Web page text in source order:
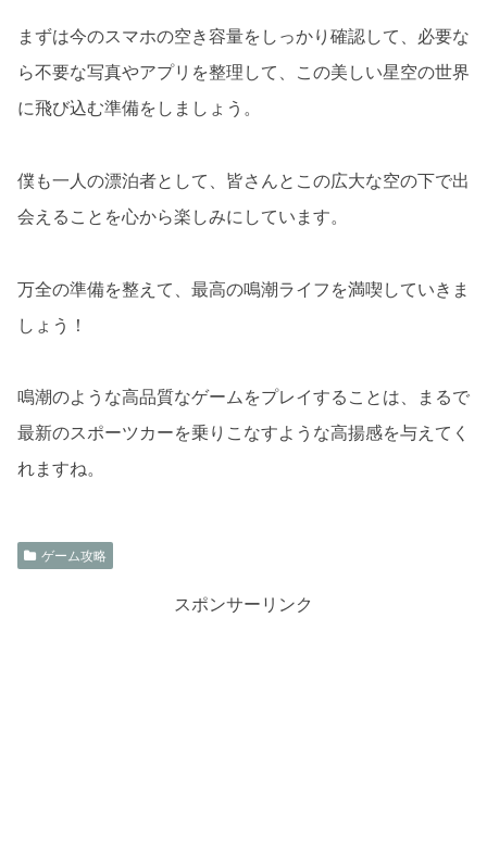
まずは今のスマホの空き容量をしっかり確認して、必要な
ら不要な写真やアプリを整理して、この美しい星空の世界
に飛び込む準備をしましょう。
僕も一人の漂泊者として、皆さんとこの広大な空の下で出
会えることを心から楽しみにしています。
万全の準備を整えて、最高の鳴潮ライフを満喫していきま
しょう！
鳴潮のような高品質なゲームをプレイすることは、まるで
最新のスポーツカーを乗りこなすような高揚感を与えてく
れますね。
ゲーム攻略
スポンサーリンク